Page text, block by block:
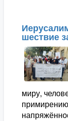
шествие
миру,